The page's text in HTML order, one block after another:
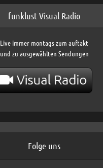
funklust Visual Radio
Live immer montags zum auftakt
und zu ausgewählten Sendungen
Folge uns